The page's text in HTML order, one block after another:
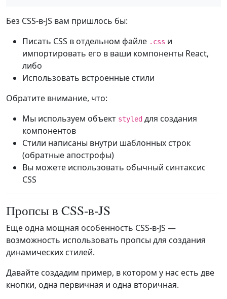
Без CSS-в-JS вам пришлось бы:
Писать CSS в отдельном файле .css и
импортировать его в ваши компоненты React,
либо
Использовать встроенные стили
Обратите внимание, что:
Мы используем объект styled для создания
компонентов
Стили написаны внутри шаблонных строк
(обратные апострофы)
Вы можете использовать обычный синтаксис
CSS
Пропсы в CSS-в-JS
Еще одна мощная особенность CSS-в-JS —
возможность использовать пропсы для создания
динамических стилей.
Давайте создадим пример, в котором у нас есть две
кнопки, одна первичная и одна вторичная.